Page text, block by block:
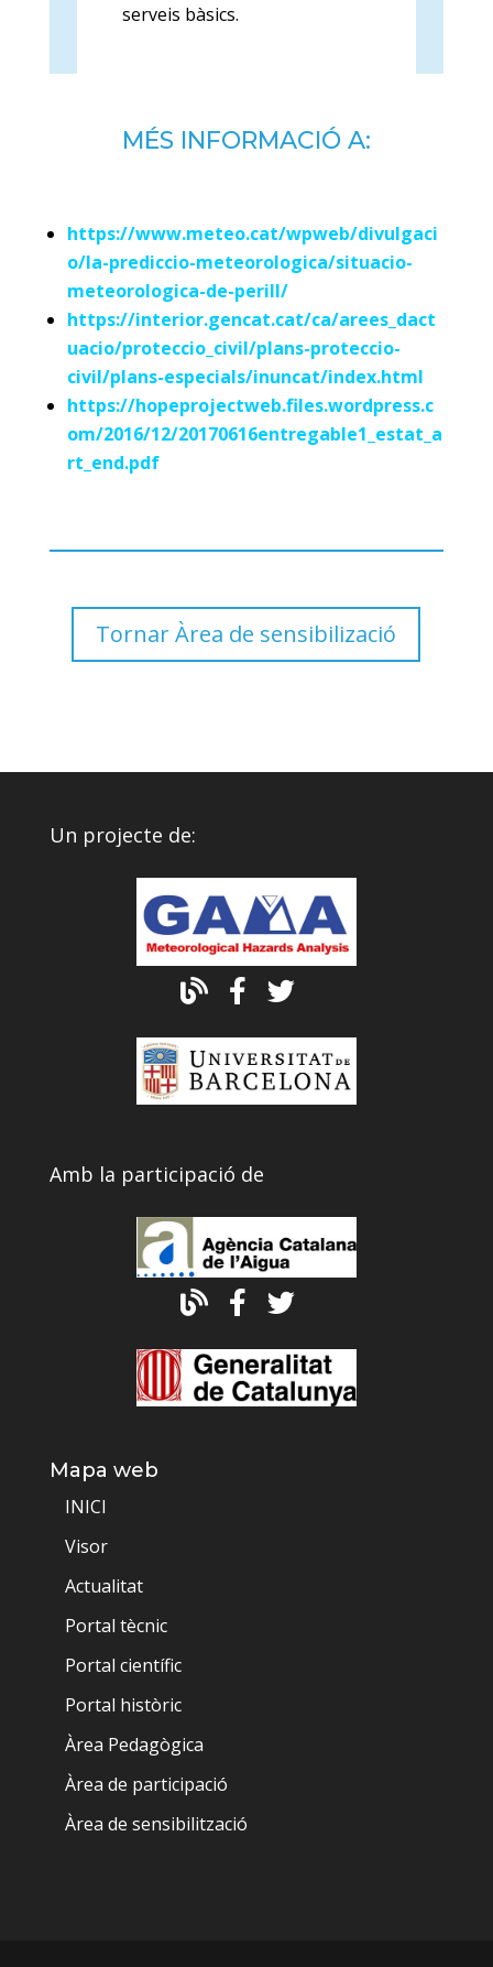
serveis bàsics.
MÉS INFORMACIÓ A:
https://www.meteo.cat/wpweb/divulgaci
o/la-prediccio-meteorologica/situacio-
meteorologica-de-perill/
https://interior.gencat.cat/ca/arees_dact
uacio/proteccio_civil/plans-proteccio-
civil/plans-especials/inuncat/index.html
https://hopeprojectweb.files.wordpress.c
om/2016/12/20170616entregable1_estat_a
rt_end.pdf
Tornar Àrea de sensibilizació
Un projecte de:
Amb la participació de
Mapa web
INICI
Visor
Actualitat
Portal tècnic
Portal científic
Portal històric
Àrea Pedagògica
Àrea de participació
Àrea de sensibilització